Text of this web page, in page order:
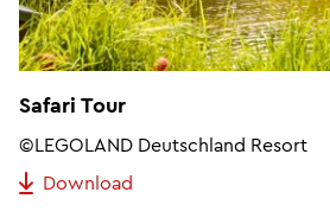
Safari Tour
©LEGOLAND Deutschland Resort
Download